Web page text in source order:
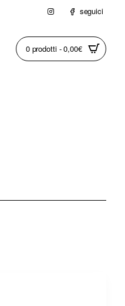
seguici
0 prodotti - 0,00€